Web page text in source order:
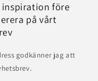
inspiration före
på vårt
godkänner jag att